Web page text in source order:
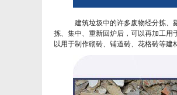
建筑垃圾中的许多废物经分拣、
拣、集中、重新回炉后，可以再加工用
以用于制作砌砖、铺道砖、花格砖等建